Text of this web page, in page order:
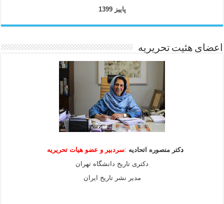
پاییز 1399
اعضای هئیت تحریریه
دکتر منصوره اتحادیه :سردبیر و عضو هیاتتحریریه
دکتری تاریخ دانشگاه تهران
مدیر نشر تاریخ ایران